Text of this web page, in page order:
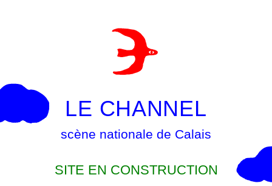
LE CHANNEL
scène nationale de Calais
SITE EN CONSTRUCTION